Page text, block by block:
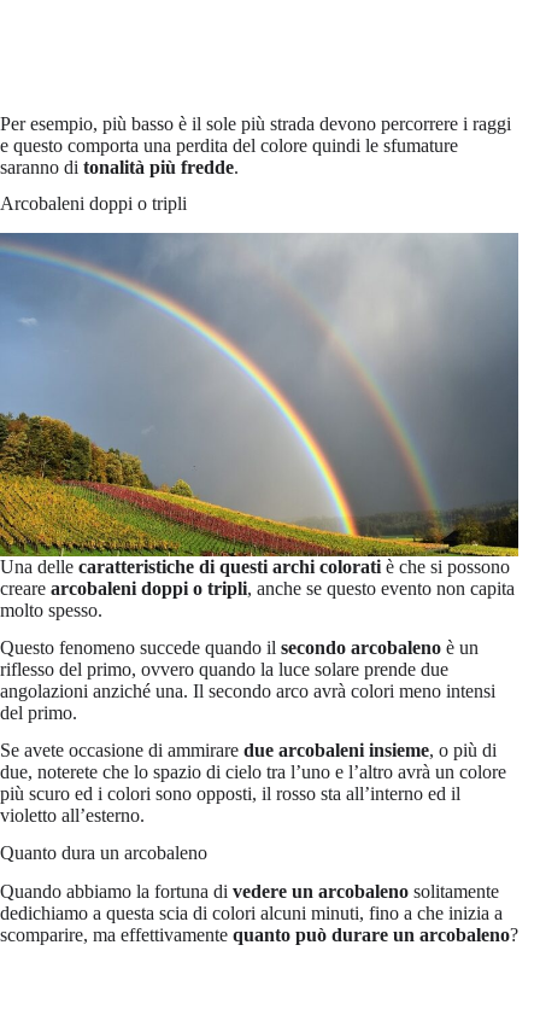
Per esempio, più basso è il sole più strada devono percorrere i raggi
e questo comporta una perdita del colore quindi le sfumature
saranno di tonalità più fredde.
Arcobaleni doppi o tripli
Una delle caratteristiche di questi archi colorati è che si possono
creare arcobaleni doppi o tripli, anche se questo evento non capita
molto spesso.
Questo fenomeno succede quando il secondo arcobaleno è un
riflesso del primo, ovvero quando la luce solare prende due
angolazioni anziché una. Il secondo arco avrà colori meno intensi
del primo.
Se avete occasione di ammirare due arcobaleni insieme, o più di
due, noterete che lo spazio di cielo tra l’uno e l’altro avrà un colore
più scuro ed i colori sono opposti, il rosso sta all’interno ed il
violetto all’esterno.
Quanto dura un arcobaleno
Quando abbiamo la fortuna di vedere un arcobaleno solitamente
dedichiamo a questa scia di colori alcuni minuti, fino a che inizia a
scomparire, ma effettivamente quanto può durare un arcobaleno?